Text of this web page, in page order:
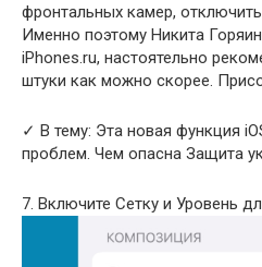
фронтальных камер,
Именно поэтому Никита
iPhones.ru, настоятельно
штуки как можно скорее.
✓ В тему: Эта новая функция
проблем. Чем опасна Защита
7. Включите Сетку и Уровень